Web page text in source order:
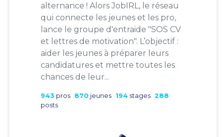
alternance ! Alors JobIRL, le réseau
qui connecte les jeunes et les pro,
lance le groupe d'entraide "SOS CV
et lettres de motivation". L’objectif :
aider les jeunes à préparer leurs
candidatures et mettre toutes les
chances de leur...
943 pros 870 jeunes 194 stages 288
posts